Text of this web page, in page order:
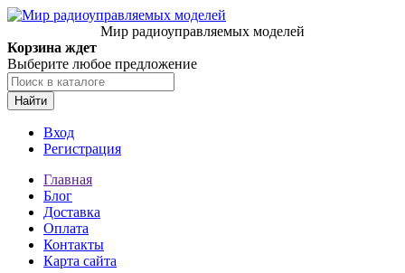
Мир радиоуправляемых моделей
Корзина ждет
Выберите любое предложение
Найти
Вход
Регистрация
Главная
Блог
Доставка
Оплата
Контакты
Карта сайта